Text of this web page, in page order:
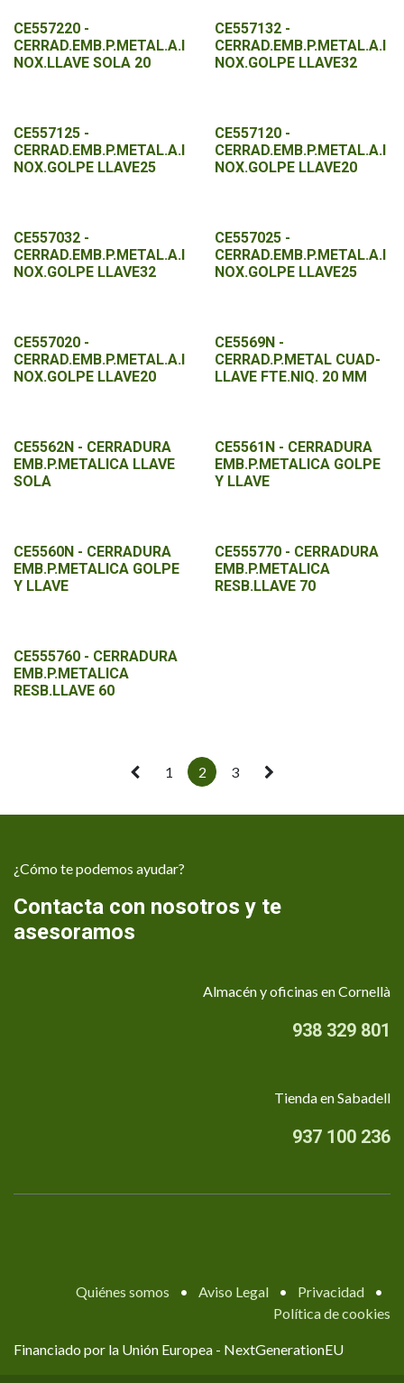
CE557220 -
CERRAD.EMB.P.METAL.A.I
NOX.LLAVE SOLA 20
CE557132 -
CERRAD.EMB.P.METAL.A.I
NOX.GOLPE LLAVE32
CE557125 -
CERRAD.EMB.P.METAL.A.I
NOX.GOLPE LLAVE25
CE557120 -
CERRAD.EMB.P.METAL.A.I
NOX.GOLPE LLAVE20
CE557032 -
CERRAD.EMB.P.METAL.A.I
NOX.GOLPE LLAVE32
CE557025 -
CERRAD.EMB.P.METAL.A.I
NOX.GOLPE LLAVE25
CE557020 -
CERRAD.EMB.P.METAL.A.I
NOX.GOLPE LLAVE20
CE5569N -
CERRAD.P.METAL CUAD-
LLAVE FTE.NIQ. 20 MM
CE5562N - CERRADURA
EMB.P.METALICA LLAVE
SOLA
CE5561N - CERRADURA
EMB.P.METALICA GOLPE
Y LLAVE
CE5560N - CERRADURA
EMB.P.METALICA GOLPE
Y LLAVE
CE555770 - CERRADURA
EMB.P.METALICA
RESB.LLAVE 70
CE555760 - CERRADURA
EMB.P.METALICA
RESB.LLAVE 60
1 2 3
¿Cómo te podemos ayudar?
Contacta con nosotros y te
asesoramos
Almacén y oficinas en Cornellà
938 329 801
Tienda en Sabadell
937 100 236
Quiénes somos • Aviso Legal • Privacidad
•
Política de cookies
Financiado por la Unión Europea - NextGenerationEU